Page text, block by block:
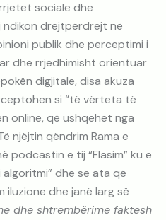
sociale dhe
drejtpërdrejt në
publik dhe perceptimi i
dhe rrjedhimisht orientuar
digjitale, disa akuza
si “të vërteta të
online, që ushqehet nga
njëjtin qëndrim Rama e
podcastin e tij “Flasim” ku e
dhe se ata që
iluzione dhe janë larg së
dhe shtrembërime faktesh